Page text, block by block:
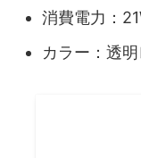
消費電力：
カラー：透